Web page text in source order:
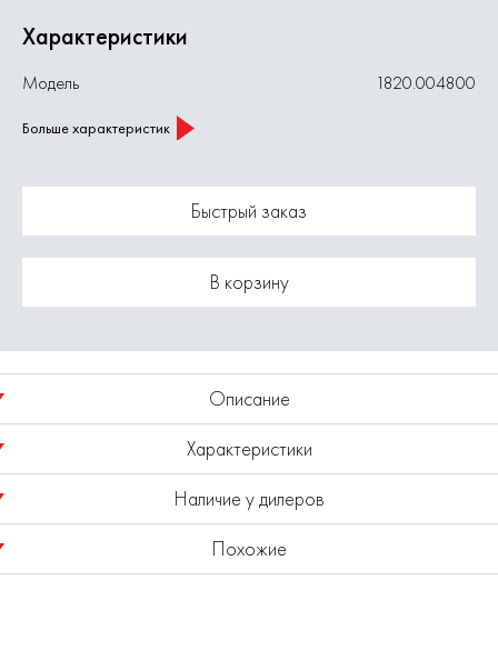
Характеристики
Модель 1820.004800
Больше характеристик
Быстрый заказ
В корзину
Описание
Насадка по дереву, CrV, крепление OIS, основание
Ширина: 34,1 мм.
Характеристики
Модель 1820.004800
Наличие у дилеров
Показано наличие в регионе
Похожие